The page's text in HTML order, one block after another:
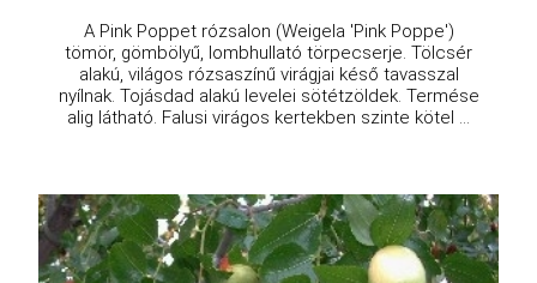
A Pink Poppet rózsalon (Weigela 'Pink Poppe')
tömör, gömbölyű, lombhullató törpecserje. Tölcsér
alakú, világos rózsaszínű virágjai késő tavasszal
nyílnak. Tojásdad alakú levelei sötétzöldek. Termése
alig látható. Falusi virágos kertekben szinte kötel ...